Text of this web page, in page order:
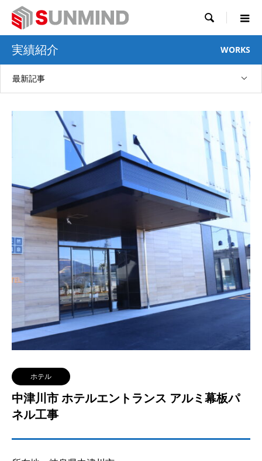

実績紹介 WORKS
最新記事
ホテル
中津川市 ホテルエントランス アルミ幕板パ
ネル工事